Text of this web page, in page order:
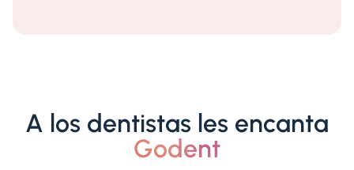
A los dentistas les encanta
Godent